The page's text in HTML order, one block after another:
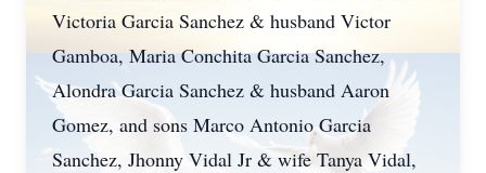
Victoria Garcia Sanchez & husband Victor
Gamboa, Maria Conchita Garcia Sanchez,
Alondra Garcia Sanchez & husband Aaron
Gomez, and sons Marco Antonio Garcia
Sanchez, Jhonny Vidal Jr & wife Tanya Vidal,